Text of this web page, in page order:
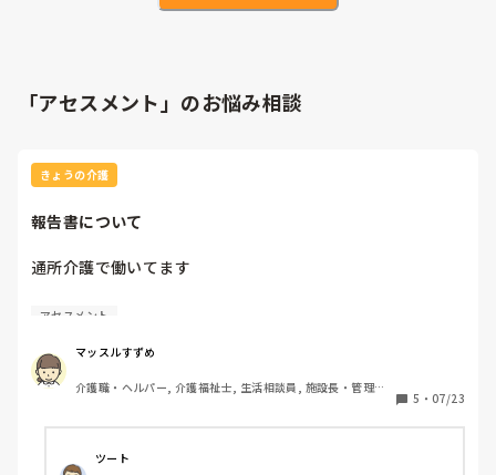
「アセスメント」のお悩み相談
きょうの介護
報告書について
通所介護で働いてます
介護保険の更新やサービス追加などの担当者会議に出席した
約をした際にもアセスメントだけでなく担当者会議をしたと
いう議事録を作成しなくてはいけないのでしょうか？詳しい
方教えてください、、、。
アセスメント
マッスルすずめ
介護職・ヘルパー, 介護福祉士, 生活相談員, 施設長・管理職,
5 ・ 07/23
ツート